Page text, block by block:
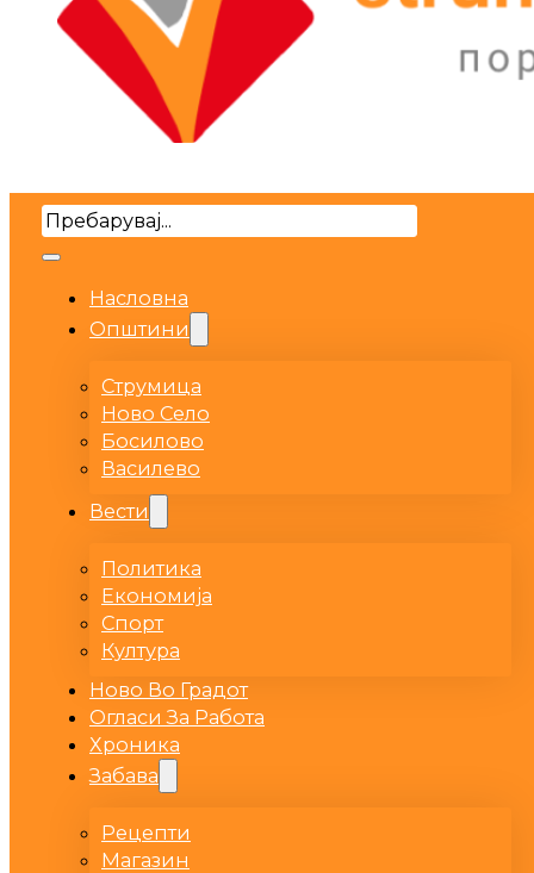
Search
Насловна
Општини
Струмица
Ново Село
Босилово
Василево
Вести
Политика
Економија
Спорт
Култура
Ново Во Градот
Огласи За Работа
Хроника
Забава
Рецепти
Магазин